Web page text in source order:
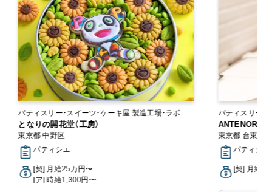
パティスリー・スイーツ・ケーキ屋 製造工場・ラボ
となりの開花堂（工房）
東京都 中野区
パティシエ
[契] 月給25万円〜
[ア] 時給1,300円〜
パティスリー・
ANTENOR（
東京都 台東区
パティシエ
[契] 月給